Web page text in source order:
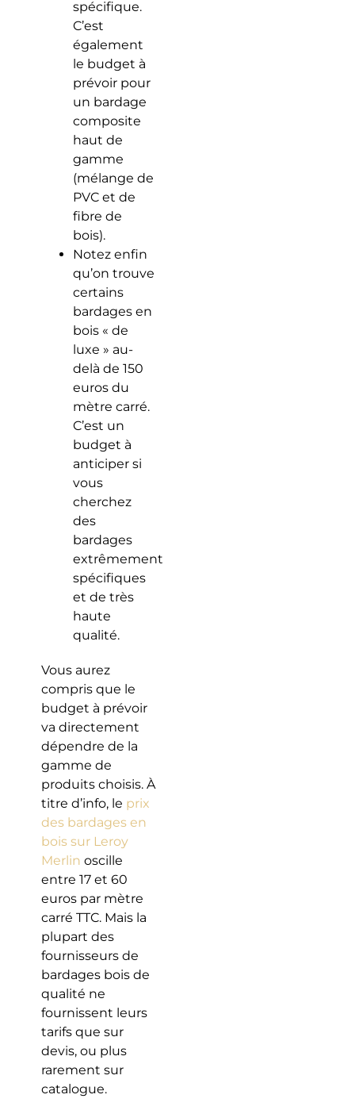
spécifique.
C’est
également
le budget à
prévoir pour
un bardage
composite
haut de
gamme
(mélange de
PVC et de
fibre de
bois).
Notez enfin
qu’on trouve
certains
bardages en
bois « de
luxe » au-
delà de 150
euros du
mètre carré.
C’est un
budget à
anticiper si
vous
cherchez
des
bardages
extrêmement
spécifiques
et de très
haute
qualité.
Vous aurez
compris que le
budget à prévoir
va directement
dépendre de la
gamme de
produits choisis. À
titre d’info, le prix
des bardages en
bois sur Leroy
Merlin oscille
entre 17 et 60
euros par mètre
carré TTC. Mais la
plupart des
fournisseurs de
bardages bois de
qualité ne
fournissent leurs
tarifs que sur
devis, ou plus
rarement sur
catalogue.